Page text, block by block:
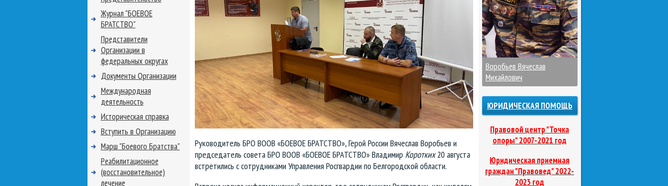
Руководитель БРО ВООВ «БОЕВОЕ БРАТСТВО», Герой России Вячеслав Воробьев и
председатель совета БРО ВООВ «БОЕВОЕ БРАТСТВО» Владимир Коротких20 августа
встретились с сотрудниками Управления Росгвардии по Белгородской области.
Журнал "БОЕВОЕ
БРАТСТВО"
Представители
Организации в
федеральных округах
Документы Организации
Международная
деятельность
Историческая справка
Вступить в Организацию
Марш "Боевого Братства"
Реабилитационное
(восстановительное)
лечение
Воробьев Вячеслав
Михайлович
ЮРИДИЧЕСКАЯ ПОМОЩЬ
Правовой центр "Точка
опоры" 2007-2021 год
Юридическая приемная
граждан "Правовед"2022-
2023 год